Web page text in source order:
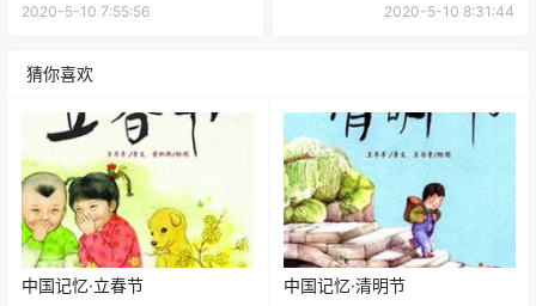
2020-5-10 7:55:56 2020-5-10 8:31:44
猜你喜欢
中国记忆·立春节 中国记忆·清明节